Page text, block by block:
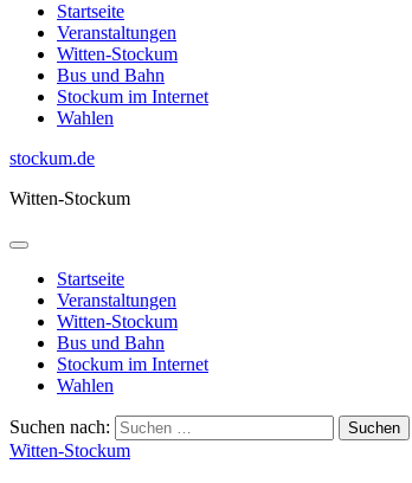
Startseite
Veranstaltungen
Witten-Stockum
Bus und Bahn
Stockum im Internet
Wahlen
stockum.de
Witten-Stockum
Startseite
Veranstaltungen
Witten-Stockum
Bus und Bahn
Stockum im Internet
Wahlen
Suchen nach:
Witten-Stockum